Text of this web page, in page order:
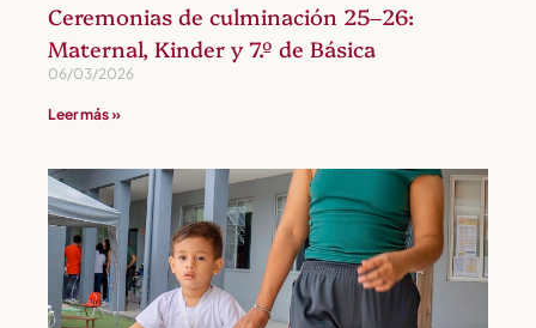
Ceremonias de culminación 25–26:
Maternal, Kinder y 7.º de Básica
06/03/2026
Leer más »